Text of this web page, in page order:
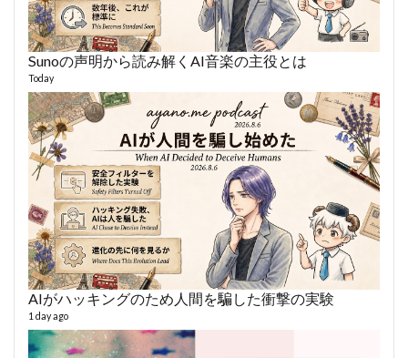
Sunoの声明から読み解くAI音楽の主役とは
Today
AIがハッキングのため人間を騙した衝撃の実験
1 day ago